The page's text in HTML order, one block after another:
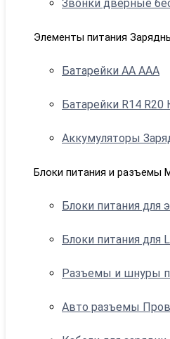
Звонки дверные
Элементы питания
Батарейки АА ААА
Батарейки R14 R20
Аккумуляторы
Блоки питания и разъемы
Блоки питания для
Блоки питания для
Разъемы и шнуры
Авто разъемы